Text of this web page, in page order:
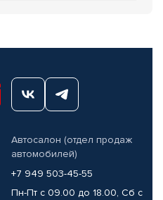
Автосалон (отдел продаж
автомобилей)
+7 949 503-45-55
Пн-Пт с 09.00 до 18.00, Сб с